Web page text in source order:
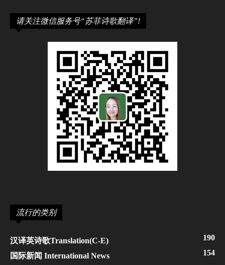
请关注微信服务号“苏菲诗歌翻译”!
流行的类别
汉译英诗歌Translation(C-E) 190
国际新闻 International News 154